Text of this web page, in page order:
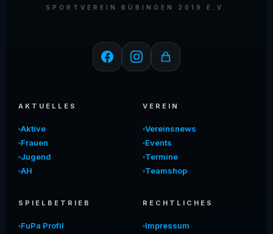
SPORTVEREIN BÜBINGEN 2019 E.V.
AKTUELLES
Aktive
Frauen
Jugend
AH
VEREIN
Vereinsnews
Events
Termine
Teamshop
SPIELBETRIEB
FuPa Profil
RECHTLICHES
Impressum